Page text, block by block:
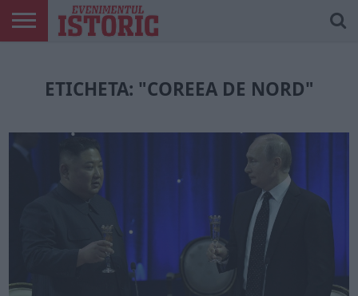
TIPĂRITE
PLAY
MEU
ETICHETA: "COREEA DE NORD"